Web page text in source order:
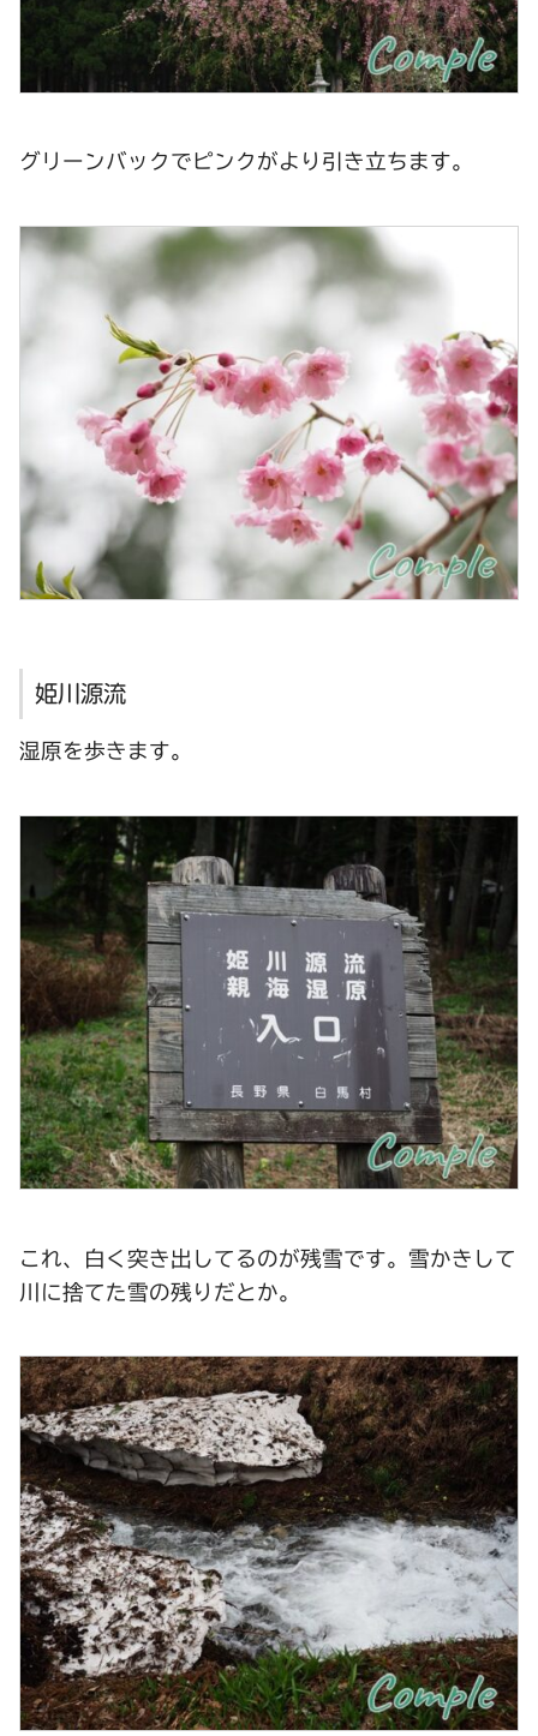
グリーンバックでピンクがより引き立ちます。
姫川源流
湿原を歩きます。
これ、白く突き出してるのが残雪です。雪かきして
川に捨てた雪の残りだとか。